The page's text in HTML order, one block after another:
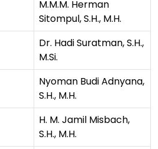
M.M.M. Herman
Sitompul, S.H., M.H.
Dr. Hadi Suratman, S.H.,
M.Si.
Nyoman Budi Adnyana,
S.H., M.H.
H. M. Jamil Misbach,
S.H., M.H.